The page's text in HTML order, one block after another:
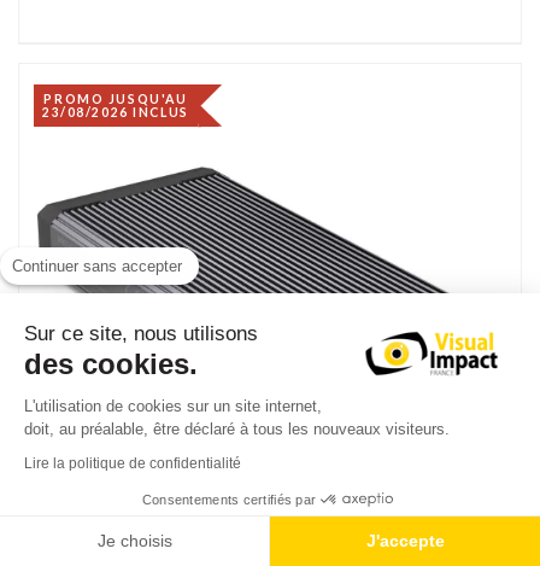
PROMO JUSQU'AU
23/08/2026 INCLUS
Continuer sans accepter
Sur ce site, nous utilisons
des cookies.
L'utilisation de cookies sur un site internet,
doit, au préalable, être déclaré à tous les nouveaux visiteurs.
Lire la politique de confidentialité
Consentements certifiés par
Je choisis J'accepte